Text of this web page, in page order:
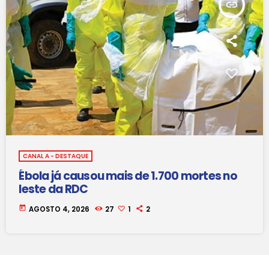
insert_link
CANAL A - DESTAQUE
Ébola já causou mais de 1.700 mortes no
leste da RDC
today AGOSTO 4, 2026 27 1 2